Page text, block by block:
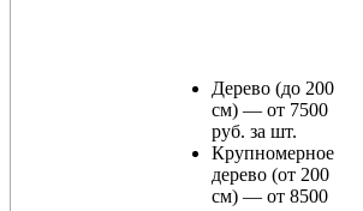
Дерево (до 200
см) — от 7500
руб. за шт.
Крупномерное
дерево (от 200
см) — от 8500